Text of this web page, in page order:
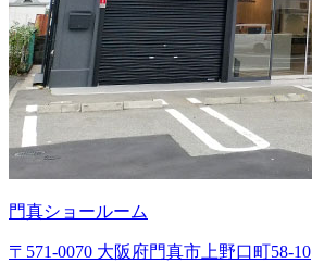
門真ショールーム
〒571-0070 大阪府門真市上野口町58-10